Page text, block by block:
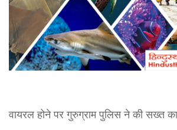
वायरल होने पर गुरुग्राम पुलिस ने की सख्त